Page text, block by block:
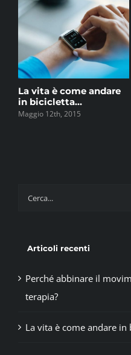
La vita è come andare
in bicicletta…
Maggio 12th, 2015
Cerca
Articoli recenti
Perché abbinare il
terapia?
La vita è come andare